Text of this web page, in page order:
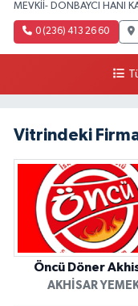
MEVKİİ- DONBAYCI HANI
0 (236) 413 26 60
Vitrindeki
Öncü Döner
AKHISAR